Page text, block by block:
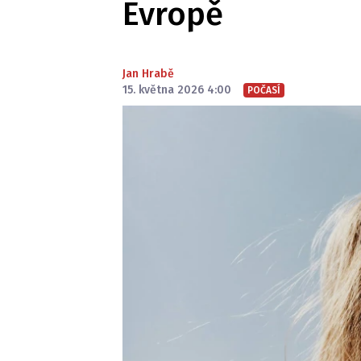
Evropě
Jan Hrabě
15. května 2026 4:00
POČASÍ